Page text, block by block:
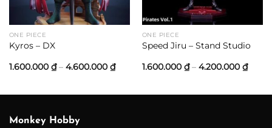
ONE PIECE
Kyros – DX
1.600.000 ₫ – 4.600.000 ₫Khoảng
giá:
đến
ONE PIECE
Speed Jiru – Stand Studio
1.600.000 ₫ – 4.200.000 ₫
giá:
đến
Monkey Hobby